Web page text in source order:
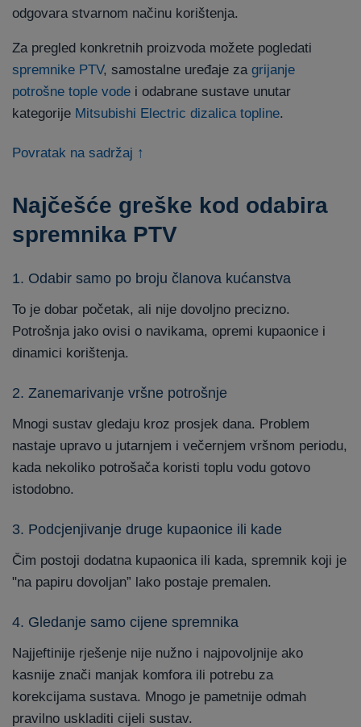
odgovara stvarnom načinu korištenja.
Za pregled konkretnih proizvoda možete pogledati
spremnike PTV, samostalne uređaje za grijanje
potrošne tople vode i odabrane sustave unutar
kategorije Mitsubishi Electric dizalica topline.
Povratak na sadržaj ↑
Najčešće greške kod odabira
spremnika PTV
1. Odabir samo po broju članova kućanstva
To je dobar početak, ali nije dovoljno precizno.
Potrošnja jako ovisi o navikama, opremi kupaonice i
dinamici korištenja.
2. Zanemarivanje vršne potrošnje
Mnogi sustav gledaju kroz prosjek dana. Problem
nastaje upravo u jutarnjem i večernjem vršnom periodu,
kada nekoliko potrošača koristi toplu vodu gotovo
istodobno.
3. Podcjenjivanje druge kupaonice ili kade
Čim postoji dodatna kupaonica ili kada, spremnik koji je
"na papiru dovoljan” lako postaje premalen.
4. Gledanje samo cijene spremnika
Najjeftinije rješenje nije nužno i najpovoljnije ako
kasnije znači manjak komfora ili potrebu za
korekcijama sustava. Mnogo je pametnije odmah
pravilno uskladiti cijeli sustav.